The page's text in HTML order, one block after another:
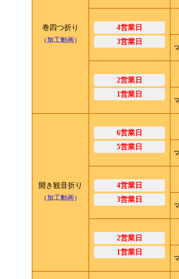
巻四つ折り
（加工動画）
4営業日
3営業日
2営業日
1営業日
開き観音折り
（加工動画）
6営業日
5営業日
4営業日
3営業日
2営業日
1営業日